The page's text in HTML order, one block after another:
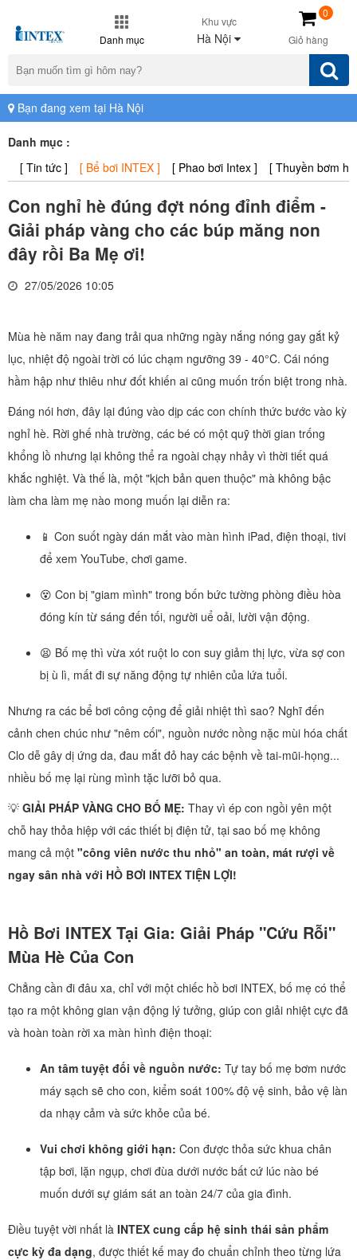
Danh mục
Khu vực
Hà Nội Giỏ hàng
0
Bạn đang xem tại Hà Nội
Danh mục :
[ Tin tức ]
[ Bể bơi INTEX ] [ Phao bơi Intex ] [ Thuyền bơm
Con nghỉ hè đúng đợt nóng đỉnh điểm -
Giải pháp vàng cho các búp măng non
đây rồi Ba Mẹ ơi!
27/05/2026 10:05
Mùa hè năm nay đang trải qua những ngày nắng nóng gay gắt kỷ
lục, nhiệt độ ngoài trời có lúc chạm ngưỡng 39 - 40°C. Cái nóng
hầm hập như thiêu như đốt khiến ai cũng muốn trốn biệt trong nhà.
Đáng nói hơn, đây lại đúng vào dịp các con chính thức bước vào kỳ
nghỉ hè. Rời ghế nhà trường, các bé có một quỹ thời gian trống
khổng lồ nhưng lại không thể ra ngoài chạy nhảy vì thời tiết quá
khắc nghiệt. Và thế là, một "kịch bản quen thuộc" mà không bậc
làm cha làm mẹ nào mong muốn lại diễn ra:
📱 Con suốt ngày dán mắt vào màn hình iPad, điện thoại, tivi
để xem YouTube, chơi game.
😵 Con bị "giam mình" trong bốn bức tường phòng điều hòa
đóng kín từ sáng đến tối, người uể oải, lười vận động.
😫 Bố mẹ thì vừa xót ruột lo con suy giảm thị lực, vừa sợ con
bị ù lì, mất đi sự năng động tự nhiên của lứa tuổi.
Nhưng ra các bể bơi công cộng để giải nhiệt thì sao? Nghĩ đến
cảnh chen chúc như "nêm cối", nguồn nước nồng nặc mùi hóa chất
Clo dễ gây dị ứng da, đau mắt đỏ hay các bệnh về tai-mũi-họng...
nhiều bố mẹ lại rùng mình tặc lưỡi bỏ qua.
💡 GIẢI PHÁP VÀNG CHO BỐ MẸ: Thay vì ép con ngồi yên một
chỗ hay thỏa hiệp với các thiết bị điện tử, tại sao bố mẹ không
mang cả một "công viên nước thu nhỏ" an toàn, mát rượi về
ngay sân nhà với HỒ BƠI INTEX TIỆN LỢI!
Hồ Bơi INTEX Tại Gia: Giải Pháp "Cứu Rỗi"
Mùa Hè Của Con
Chẳng cần đi đâu xa, chỉ với một chiếc hồ bơi INTEX, bố mẹ có thể
tạo ra một không gian vận động lý tưởng, giúp con giải nhiệt cực đã
và hoàn toàn rời xa màn hình điện thoại:
An tâm tuyệt đối về nguồn nước: Tự tay bố mẹ bơm nước
máy sạch sẽ cho con, kiểm soát 100% độ vệ sinh, bảo vệ làn
da nhạy cảm và sức khỏe của bé.
Vui chơi không giới hạn: Con được thỏa sức khua chân
tập bơi, lặn ngụp, chơi đùa dưới nước bất cứ lúc nào bé
muốn dưới sự giám sát an toàn 24/7 của gia đình.
Điều tuyệt vời nhất là INTEX cung cấp hệ sinh thái sản phẩm
cực kỳ đa dạng, được thiết kế may đo chuẩn chỉnh theo từng lứa